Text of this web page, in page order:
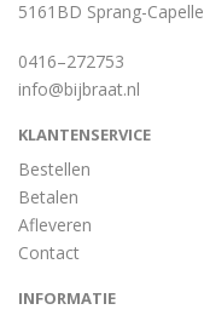
5161BD Sprang-Capelle
0416–272753
info@bijbraat.nl
KLANTENSERVICE
Bestellen
Betalen
Afleveren
Contact
INFORMATIE